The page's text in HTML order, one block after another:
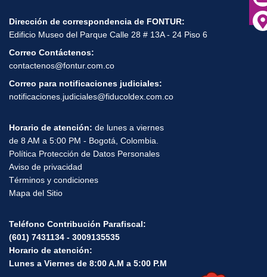
Dirección de correspondencia de FONTUR:
Edificio Museo del Parque Calle 28 # 13A - 24 Piso 6
Correo Contáctenos:
contactenos@fontur.com.co
Correo para notificaciones judiciales:
notificaciones.judiciales@fiducoldex.com.co
Horario de atención: de lunes a viernes
de 8 AM a 5:00 PM - Bogotá, Colombia.
Política Protección de Datos Personales
Aviso de privacidad
Términos y condiciones
Mapa del Sitio
Teléfono Contribución Parafiscal:
(601) 7431134 - 3009135535
Horario de atención:
Lunes a Viernes de 8:00 A.M a 5:00 P.M